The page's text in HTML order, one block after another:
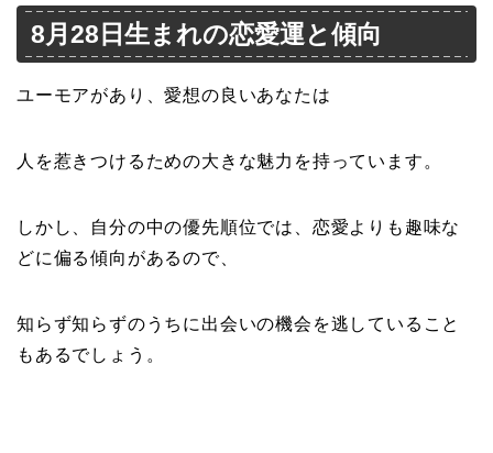
8月28日生まれの恋愛運と傾向
ユーモアがあり、愛想の良いあなたは
人を惹きつけるための大きな魅力を持っています。
しかし、自分の中の優先順位では、恋愛よりも趣味な
どに偏る傾向があるので、
知らず知らずのうちに出会いの機会を逃していること
もあるでしょう。